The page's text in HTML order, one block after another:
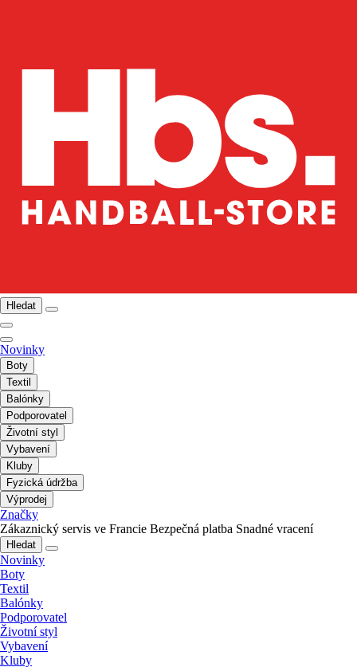
Hledat
Novinky
Boty
Textil
Balónky
Podporovatel
Životní styl
Vybavení
Kluby
Fyzická údržba
Výprodej
Značky
Zákaznický servis ve Francie Bezpečná platba Snadné vracení
Hledat
Novinky
Boty
Textil
Balónky
Podporovatel
Životní styl
Vybavení
Kluby